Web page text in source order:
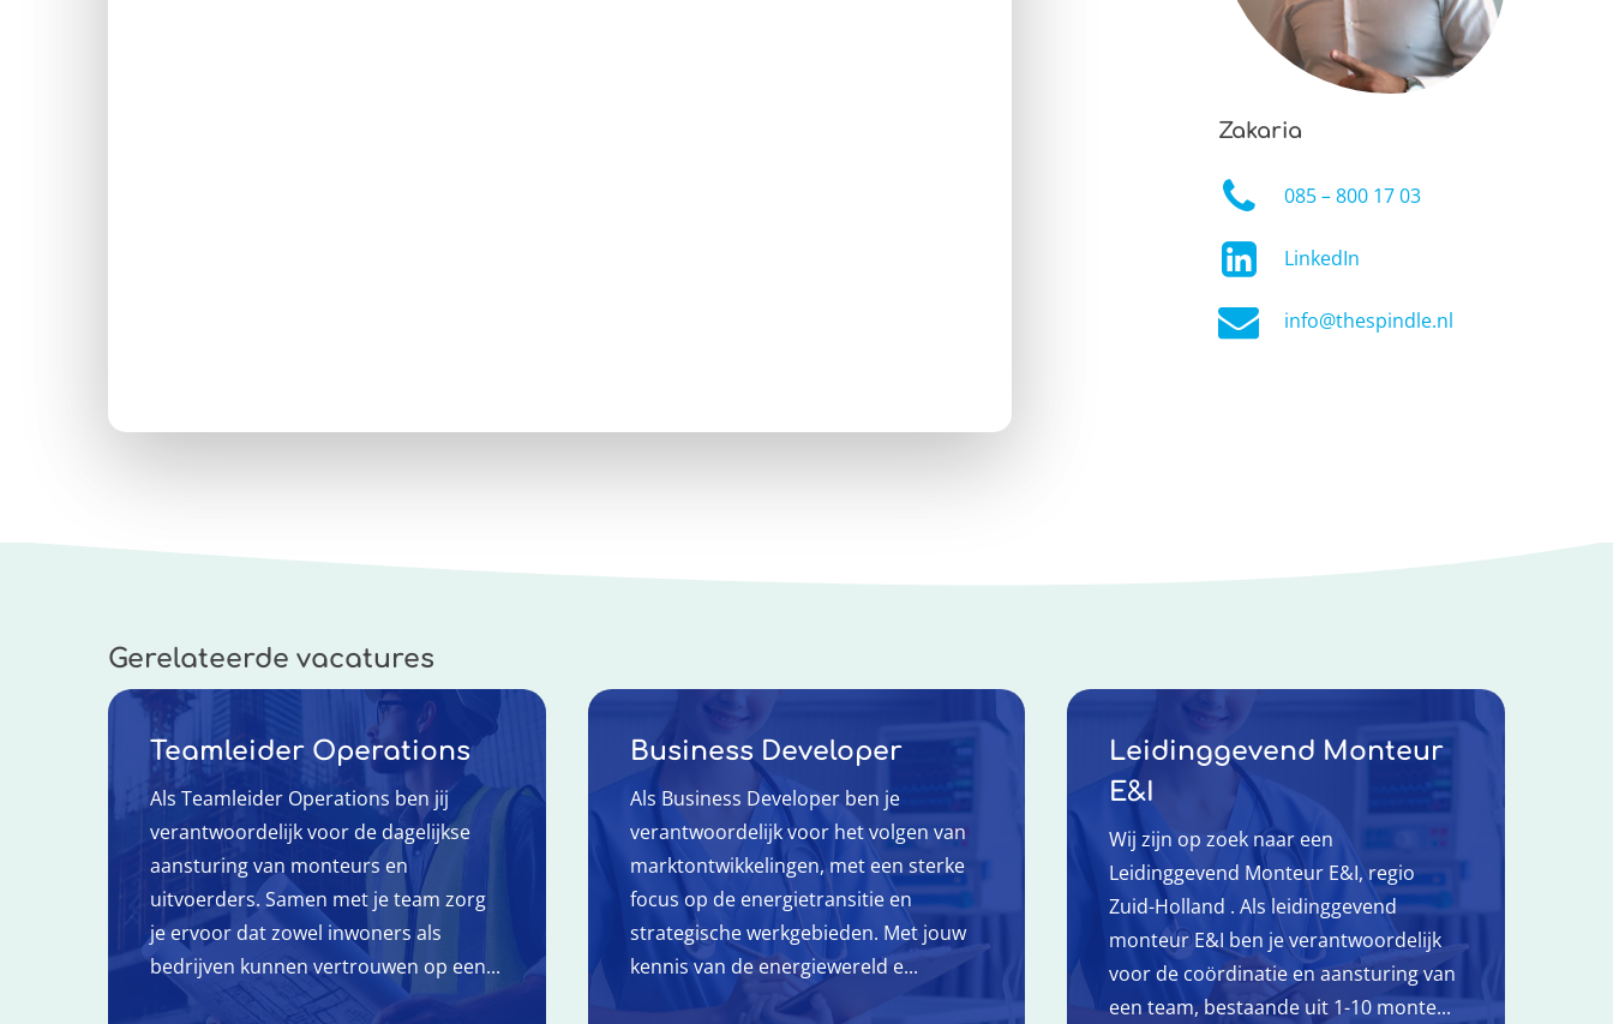
Zakaria
085 – 800 17 03
LinkedIn
info@thespindle.nl
Gerelateerde vacatures
Teamleider Operations
Als Teamleider Operations ben jij
verantwoordelijk voor de dagelijkse
aansturing van monteurs en
uitvoerders. Samen met je team zorg
je ervoor dat zowel inwoners als
bedrijven kunnen vertrouwen op een...
Business Developer
Als Business Developer ben je
verantwoordelijk voor het volgen van
marktontwikkelingen, met een sterke
focus op de energietransitie en
strategische werkgebieden. Met jouw
kennis van de energiewereld e...
Leidinggevend Monteur
E&I
Wij zijn op zoek naar een
Leidinggevend Monteur E&I, regio
Zuid-Holland . Als leidinggevend
monteur E&I ben je verantwoordelijk
voor de coördinatie en aansturing van
een team, bestaande uit 1-10 monte...